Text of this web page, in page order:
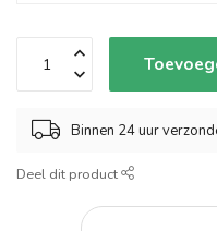
Binnen 24 uur
Deel dit product